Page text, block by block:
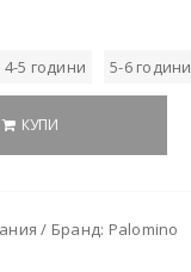
4-5 години 5-6 години
КУПИ
/ Бранд: Palomino